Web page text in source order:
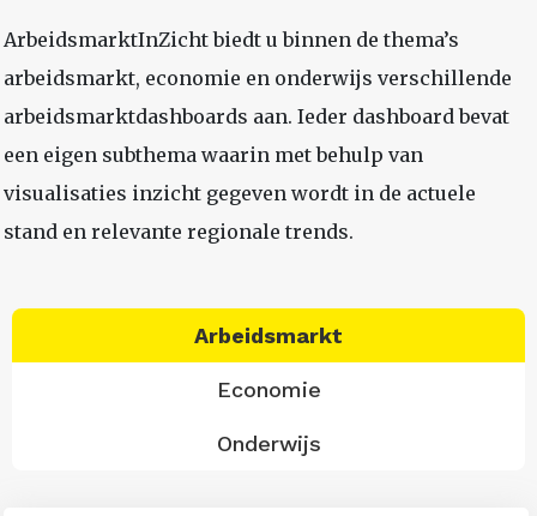
ArbeidsmarktInZicht biedt u binnen de thema’s
arbeidsmarkt, economie en onderwijs verschillende
arbeidsmarktdashboards aan. Ieder dashboard bevat
een eigen subthema waarin met behulp van
visualisaties inzicht gegeven wordt in de actuele
stand en relevante regionale trends.
Arbeidsmarkt
Economie
Onderwijs